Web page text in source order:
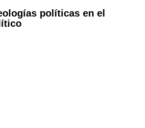
políticas en el